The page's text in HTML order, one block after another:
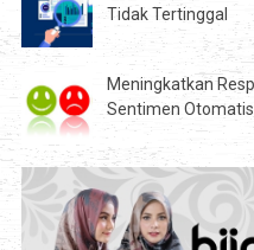
Tidak Tertinggal
Meningkatkan
Sentimen